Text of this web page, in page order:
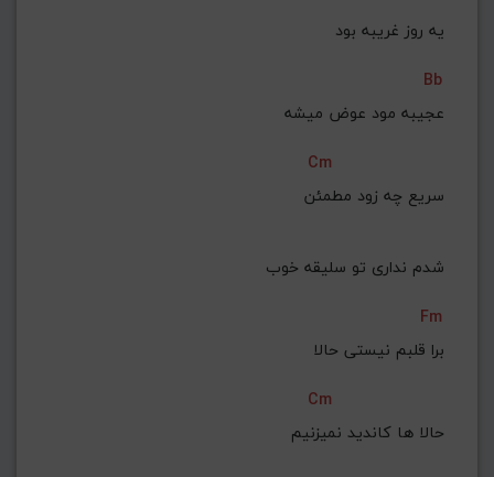
یه روز غریبه بود
Bb
عجیبه مود عوض میشه
Cm
سریع چه زود مطمئن
شدم نداری تو سلیقه خوب
Fm
برا قلبم نیستی حالا
Cm
حالا ها کاندید نمیزنیم